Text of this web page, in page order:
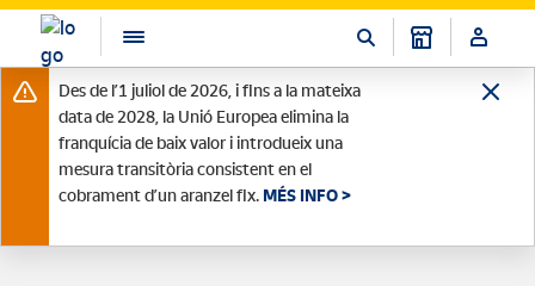
Des de l’1 juliol de 2026, i fins a la mateixa
data de 2028, la Unió Europea elimina la
franquícia de baix valor i introdueix una
mesura transitòria consistent en el
cobrament d’un aranzel fix. MÉS INFO >